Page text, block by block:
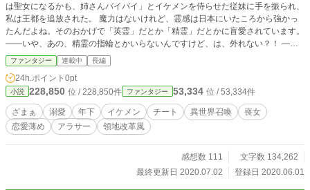
は聖女になるかも、姉さんバイバイ」とイケメンを侍らせた従妹に手を振られ、
私は王都を追放された。 魔力はないけれど、霊感は日本にいたころから強かっ
たんだよね。そのおかげで「英霊」だとか「精霊」だとかに盲愛されています。
――いや、あの、精霊の指輪とかいらないんですけど、は、外れない？！ ――
ってか、イケメン幽霊が号泣って、私が悪いの？ 私を追放した王都の人たちが
困っている？従妹が大変な目にあってる？魔力ゼロを低級民と馬鹿にしてきた人
たちが助けを求めているようですが……。 今更、魔力ゼロの人間にしか作れな
い特級魔力回復薬が欲しいとか言われてもね、こちらはあなたたちから何も欲し
いわけじゃないのですけど。 重複投稿ですが、改稿してます
ファンタジー 連載中 長編
24h.ポイント 0pt
小説 228,850 位 / 228,850件 ファンタジー 53,334 位 / 53,334件
ざまぁ 溺愛 年下 イケメン チート 異世界召喚
喪女
恋愛薄め
アラサー 領地改革風
感想数 111
文字数 134,262
最終更新日 2020.07.02
登録日 2020.06.01